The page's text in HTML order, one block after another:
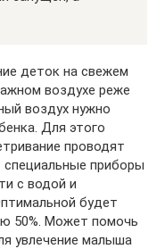
деток на свежем
воздухе реже
воздух нужно
Для этого
проводят
специальные приборы
с водой и
будет
50%. Может помочь
увлечение малыша